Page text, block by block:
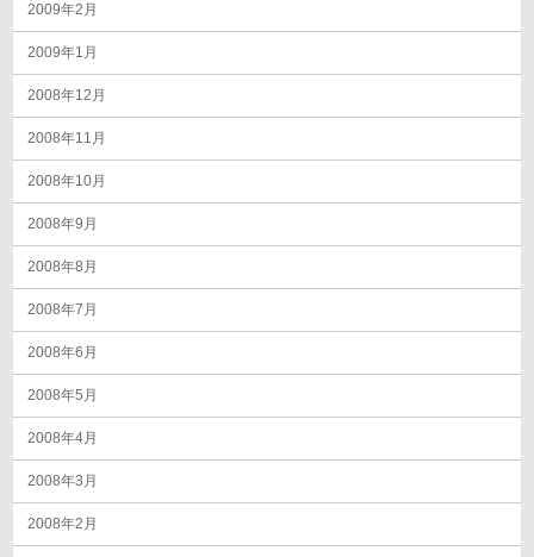
2009年2月
2009年1月
2008年12月
2008年11月
2008年10月
2008年9月
2008年8月
2008年7月
2008年6月
2008年5月
2008年4月
2008年3月
2008年2月